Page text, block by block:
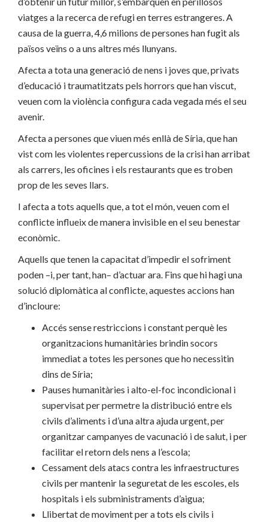
viatges a la recerca de refugi en terres estrangeres. A
causa de la guerra, 4,6 milions de persones han fugit als
països veïns o a uns altres més llunyans.
Afecta a tota una generació de nens i joves que, privats
d’educació i traumatitzats pels horrors que han viscut,
veuen com la violència configura cada vegada més el seu
avenir.
Afecta a persones que viuen més enllà de Síria, que han
vist com les violentes repercussions de la crisi han arribat
als carrers, les oficines i els restaurants que es troben
prop de les seves llars.
I afecta a tots aquells que, a tot el món, veuen com el
conflicte influeix de manera invisible en el seu benestar
econòmic.
Aquells que tenen la capacitat d’impedir el sofriment
poden –i, per tant, han– d’actuar ara. Fins que hi hagi una
solució diplomàtica al conflicte, aquestes accions han
d’incloure:
Accés sense restriccions i constant perquè les
organitzacions humanitàries brindin socors
immediat a totes les persones que ho necessitin
dins de Síria;
Pauses humanitàries i alto-el-foc incondicional i
supervisat per permetre la distribució entre els
civils d’aliments i d’una altra ajuda urgent, per
organitzar campanyes de vacunació i de salut, i per
facilitar el retorn dels nens a l’escola;
Cessament dels atacs contra les infraestructures
civils per mantenir la seguretat de les escoles, els
hospitals i els subministraments d’aigua;
Llibertat de moviment per a tots els civils i